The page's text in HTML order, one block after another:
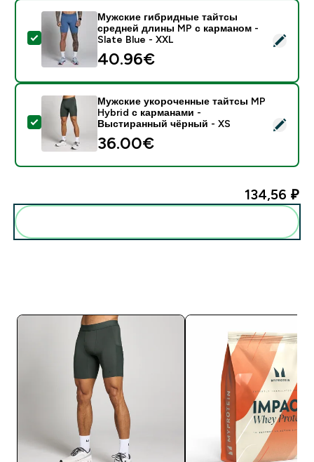
- Мужские гибридные тайтсы средней длины MP с
Мужские гибридные тайтсы
средней длины MP с карманом -
Slate Blue - XXL
40.96€‎
- Мужские укороченные тайтсы MP Hybrid с
Мужские укороченные тайтсы MP
Hybrid с карманами -
Выстиранный чёрный - XS
36.00€‎
134,56 ₽‎